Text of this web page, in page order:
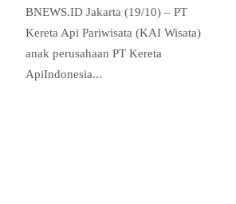
BNEWS.ID Jakarta (19/10) – PT
Kereta Api Pariwisata (KAI Wisata)
anak perusahaan PT Kereta
ApiIndonesia...